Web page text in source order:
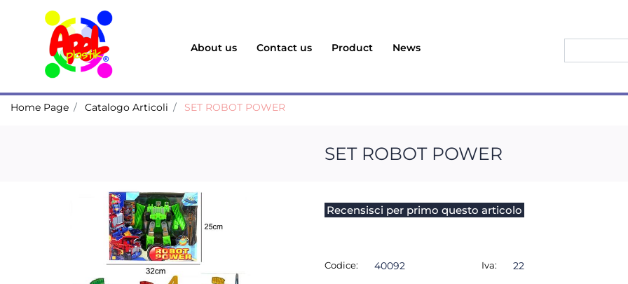
About us Contact us Product News
Home Page Catalogo Articoli SET ROBOT POWER
SET ROBOT POWER
Recensisci per primo questo articolo
Codice: 40092 Iva: 22